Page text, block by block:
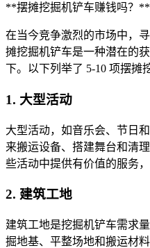
**摆摊挖掘机铲车赚钱吗？**
在当今竞争激烈的市场中，
摊挖掘机铲车是一种潜在的
下。以下列举了 5-10 项摆摊
1. 大型活动
大型活动，如音乐会、节日
来搬运设备、搭建舞台和清
些活动中提供有价值的服务，
2. 建筑工地
建筑工地是挖掘机铲车需求
掘地基、平整场地和搬运材